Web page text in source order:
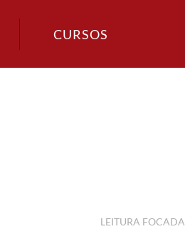
CURSOS
LEITURA FOCADA